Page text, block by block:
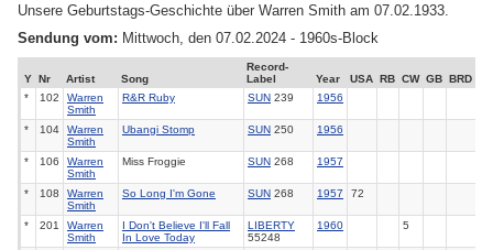
Unsere Geburtstags-Geschichte über Warren Smith am 07.02.1933.
Sendung vom: Mittwoch, den 07.02.2024 - 1960s-Block
Y Nr Artist Song
Record-
Label
Year USA RB CW GB
BRD
*
102
Warren
Smith
R&R Ruby SUN 239 1956
* 104
Warren
Smith
Ubangi Stomp SUN 250 1956
* 106
Warren
Smith
Miss Froggie SUN 268 1957
* 108
Warren
Smith
So Long I'm Gone SUN 268 1957 72
* 201
Warren
Smith
I Don't Believe I'll Fall
In Love Today
LIBERTY
55248
1960 5